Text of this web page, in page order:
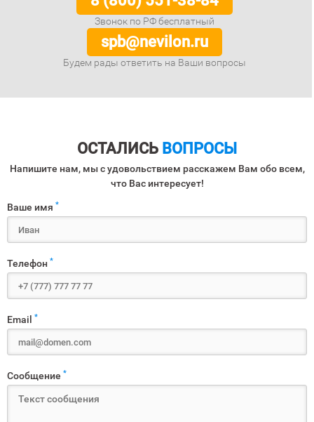
Звонок по РФ бесплатный
spb@nevilon.ru
Будем рады ответить на Ваши вопросы
ОСТАЛИСЬ ВОПРОСЫ
Напишите нам, мы с удовольствием расскажем Вам обо всем,
что Вас интересует!
Ваше имя *
Телефон *
Email *
Сообщение *